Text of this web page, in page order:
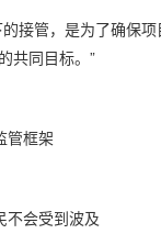
接管，是为了确保
共同目标。”
管框架
不会受到波及